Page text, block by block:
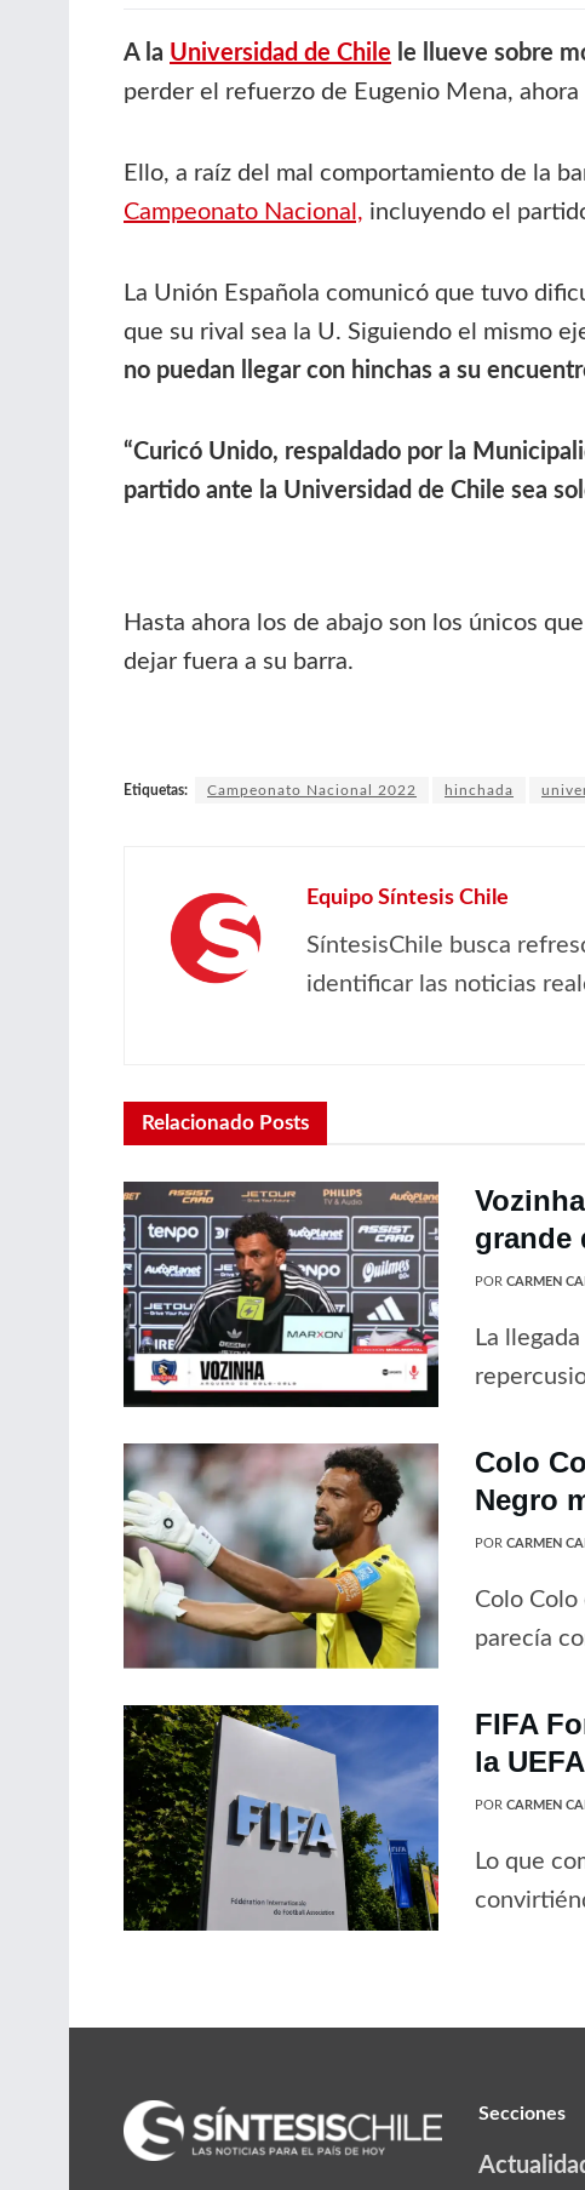
A la Universidad de Chile le llueve sobre
perder el refuerzo de Eugenio Mena, ahora
Ello, a raíz del mal comportamiento de la
Campeonato Nacional, incluyendo el
La Unión Española comunicó que tuvo
que su rival sea la U. Siguiendo el mismo
no puedan llegar con hinchas a su
“Curicó Unido, respaldado por la
partido ante la Universidad de Chile sea
Hasta ahora los de abajo son los únicos
dejar fuera a su barra.
Etiquetas: Campeonato Nacional 2022 hinchada
Equipo Síntesis Chile
SíntesisChile busca
identificar las noticias
Relacionado Posts
grande
POR CARMEN
La
Colo
Negro
POR CARMEN
Colo
parecía
FIFA
la
POR CARMEN
Lo que
Secciones